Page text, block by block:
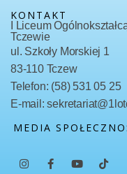
KONTAKT
I Liceum
Tczewie
ul. Szkoły Morskiej 1
83-110 Tczew
Telefon: (58) 531 05 25
E-mail:
MEDIA